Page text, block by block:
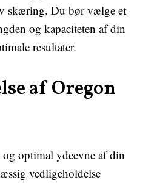
skæring. Du bør vælge et
og kapaciteten af din
resultater.
af Oregon
optimal ydeevne af din
vedligeholdelse